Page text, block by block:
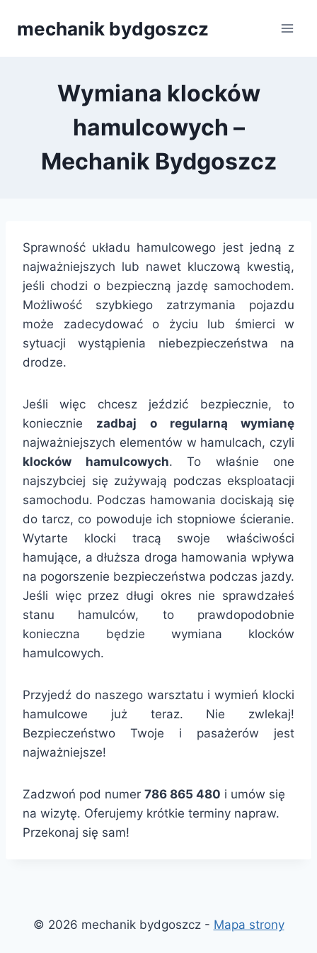
mechanik bydgoszcz
Wymiana klocków
hamulcowych –
Mechanik Bydgoszcz
Sprawność układu hamulcowego jest jedną z
najważniejszych lub nawet kluczową kwestią,
jeśli chodzi o bezpieczną jazdę samochodem.
Możliwość szybkiego zatrzymania pojazdu
może zadecydować o życiu lub śmierci w
sytuacji wystąpienia niebezpieczeństwa na
drodze.
Jeśli więc chcesz jeździć bezpiecznie, to
koniecznie zadbaj o regularną wymianę
najważniejszych elementów w hamulcach, czyli
klocków hamulcowych. To właśnie one
najszybciej się zużywają podczas eksploatacji
samochodu. Podczas hamowania dociskają się
do tarcz, co powoduje ich stopniowe ścieranie.
Wytarte klocki tracą swoje właściwości
hamujące, a dłuższa droga hamowania wpływa
na pogorszenie bezpieczeństwa podczas jazdy.
Jeśli więc przez długi okres nie sprawdzałeś
stanu hamulców, to prawdopodobnie
konieczna będzie wymiana klocków
hamulcowych.
Przyjedź do naszego warsztatu i wymień klocki
hamulcowe już teraz. Nie zwlekaj!
Bezpieczeństwo Twoje i pasażerów jest
najważniejsze!
Zadzwoń pod numer 786 865 480 i umów się
na wizytę. Oferujemy krótkie terminy napraw.
Przekonaj się sam!
© 2026 mechanik bydgoszcz - Mapa strony